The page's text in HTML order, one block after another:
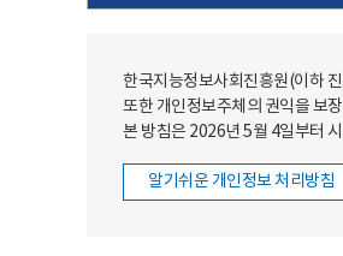
한국지능정보사회진흥원(이하
또한 개인정보주체의 권익을 보
본 방침은 2026년 5월 4일부터
알기쉬운 개인정보 처리방침